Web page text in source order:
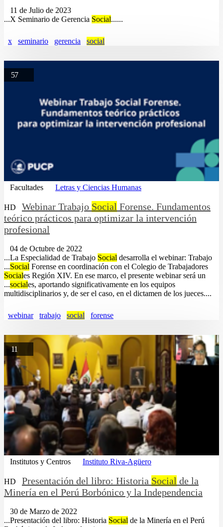
11 de Julio de 2023
...X Seminario de Gerencia Social......
x seminario gerencia social
57
Facultades Letras y Ciencias Humanas
HD Webinar Trabajo Social Forense. Fundamentos
teórico prácticos para optimizar la intervención
profesional
04 de Octubre de 2022
...La Especialidad de Trabajo Social desarrolla el webinar: Trabajo
...Social Forense en coordinación con el Colegio de Trabajadores
Sociales Región XIV. En ese marco, el presente webinar será un
...sociales, aportando significativamente en los equipos
multidisciplinarios y, de ser el caso, en el dictamen de los jueces....
webinar trabajo social forense
11
Institutos y Centros Instituto Riva-Agüero
HD Presentación del libro: Historia Social de la
Minería en el Perú Borbónico y la Independencia
30 de Marzo de 2022
...Presentación del libro: Historia Social de la Minería en el Perú